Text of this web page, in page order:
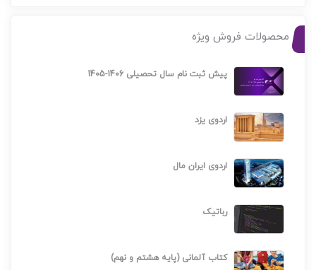
محصولات فروش ویژه
پیش ثبت نام سال تحصیلی 1406-1405
اردوی یزد
اردوی ایران مال
رباتیک
کتاب آلمانی (پایه هشتم و نهم)